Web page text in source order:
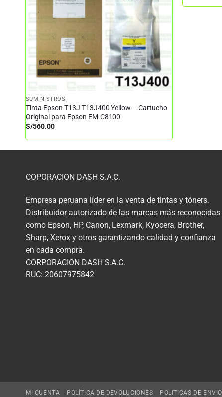
SUMINISTROS
Tinta Epson T13J T13J400 Yellow – Cartucho
Original para Epson EM-C8100
S/560.00
COPORACION DASH S.A.C.
Empresa peruana líder en la venta de tintas y tóners.
Distribuidor autorizado de las marcas más reconocidas
como Epson, HP, Canon, Lexmark, Kyocera, Brother,
Sharp, Xerox y otros garantizando calidad y confianza
en cada compra.
CORPORACION DASH S.A.C.
RUC: 20607975842
MI CUENTA POLÍTICA DE DEVOLUCIONES POLITICAS DE ENVIO